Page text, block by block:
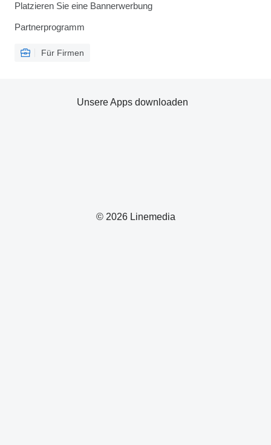
Platzieren Sie eine Bannerwerbung
Partnerprogramm
Für Firmen
© 2026 Linemedia
Unsere Apps downloaden